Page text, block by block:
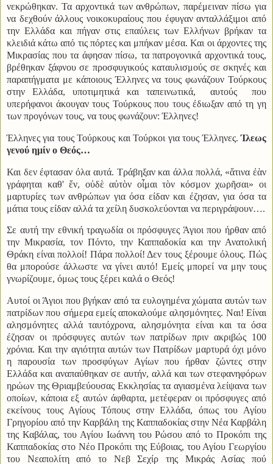
νεκρώθηκαν. Τα αρχοντικά των ανθρώπων, παρέμειναν πίσω για
να δεχθούν άλλους νοικοκυραίους που έφυγαν ανταλλάξιμοι από
την Ελλάδα και πήγαν στις επαύλεις των Ελλήνων βρήκαν τα
κλειδιά κάτω από τις πόρτες και μπήκαν μέσα. Και οι άρχοντες της
Μικρασίας που τα άφησαν πίσω, τα πατρογονικά αρχοντικά τους,
βρέθηκαν ξάφνου σε προσφυγικούς καταυλισμούς σε σκηνές και
παραπήγματα με κάποιους Έλληνες να τους φωνάζουν Τούρκους
στην Ελλάδα, υποτιμητικά και ταπεινωτικά,
αυτούς
που
υπερήφανοι άκουγαν τους Τούρκους που τους έδιωξαν από τη γη
των προγόνων τους, να τους φωνάζουν: Έλληνες!
Έλληνες για τους Τούρκους και Τούρκοι για τους Έλληνες.Ίλεως
γενού ημίν ο Θεός…
Και δεν έφτασαν όλα αυτά. Τράβηξαν και άλλα πολλά, «ἅτινα ἐὰν
γράφηται καθ' ἕν, οὐδὲ αὐτὸν οἶμαι τὸν κόσμον χωρῆσαι» οι
μαρτυρίες των ανθρώπων για όσα είδαν και έζησαν, για όσα τα
μάτια τους είδαν αλλά τα χείλη δυσκολεύονται να περιγράψουν….
Σε αυτή την εθνική τραγωδία οι πρόσφυγες Άγιοι που ήρθαν από
την Μικρασία, τον Πόντο, την Καππαδοκία και την Ανατολική
Θράκη είναι πολλοί! Πάρα πολλοί! Δεν τους ξέρουμε όλους. Πώς
θα μπορούσε άλλωστε να γίνει αυτό! Εμείς μπορεί να μην τους
γνωρίζουμε, όμως τους ξέρει καλά ο Θεός!
Αυτοί οι Άγιοι που βγήκαν από τα ευλογημένα χώματα αυτών των
πατρίδων που σήμερα εμείς αποκαλούμε αλησμόνητες. Ναι! Είναι
αλησμόνητες αλλά ταυτόχρονα, αλησμόνητα είναι και τα όσα
έζησαν οι πρόσφυγες αυτών των πατρίδων πριν ακριβώς 100
χρόνια. Και την αγιότητα αυτών των Πατρίδων μαρτυρά όχι μόνο
η παρουσία των προσφύγων Αγίων που ήρθαν ζώντες στην
Ελλάδα και αναπαύθηκαν σε αυτήν, αλλά και των στεφανηφόρων
ηρώων της Θριαμβεύουσας Εκκλησίας τα αγιασμένα λείψανα των
οποίων, κάποια εξ αυτών άφθαρτα, μετέφεραν οι πρόσφυγες από
εκείνους τους Αγίους Τόπους στην Ελλάδα, όπως του Αγίου
Γρηγορίου από την Καρβάλη της Καππαδοκίας στην Νέα Καρβάλη
της Καβάλας, του Αγίου Ιωάννη του Ρώσου από το Προκόπι της
Καππαδοκίας στο Νέο Προκόπι της Εύβοιας, του Αγίου Γεωργίου
του Νεαπολίτη από το Νεβ Σεχίρ της Μικράς Ασίας πού